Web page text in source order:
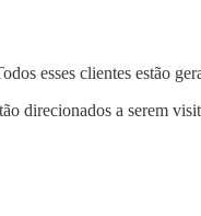
esses clientes estão
direcionados a serem